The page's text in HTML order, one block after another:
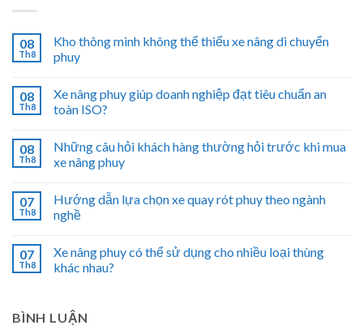
08
Th8
Kho thông minh không thể thiếu xe nâng di chuyển
phuy
08
Th8
Xe nâng phuy giúp doanh nghiệp đạt tiêu chuẩn an
toàn ISO?
08
Th8
Những câu hỏi khách hàng thường hỏi trước khi mua
xe nâng phuy
07
Th8
Hướng dẫn lựa chọn xe quay rót phuy theo ngành
nghề
07
Th8
Xe nâng phuy có thể sử dụng cho nhiều loại thùng
khác nhau?
BÌNH LUẬN